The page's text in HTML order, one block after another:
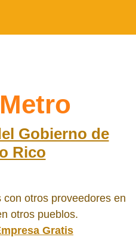
Gobierno de
Rico
otros proveedores en
otros pueblos.
Gratis